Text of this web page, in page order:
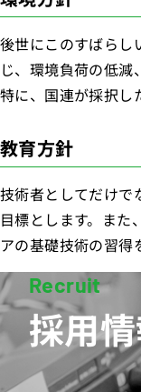
後世にこのすばらし
じ、環境負荷の低減
特に、国連が採択し
教育方針
技術者としてだけで
目標とします。ま
アの基礎技術の習得
採用